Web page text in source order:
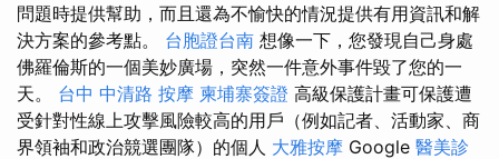
問題時提供幫助，而且還為不愉快的情況提供有用資訊和解
決方案的參考點。 台胞證台南 想像一下，您發現自己身處
佛羅倫斯的一個美妙廣場，突然一件意外事件毀了您的一
天。 台中 中清路 按摩 柬埔寨簽證 高級保護計畫可保護遭
受針對性線上攻擊風險較高的用戶（例如記者、活動家、商
界領袖和政治競選團隊）的個人 大雅按摩 Google 醫美診